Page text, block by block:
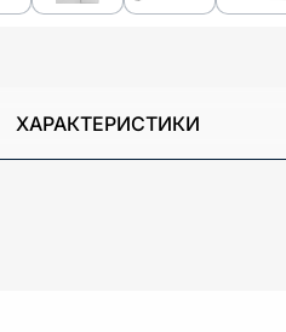
ХАРАКТЕРИСТИКИ